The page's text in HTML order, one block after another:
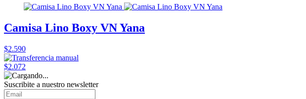
Camisa Lino Boxy VN Yana
$2.590
$2.072
Suscribite a nuestro newsletter